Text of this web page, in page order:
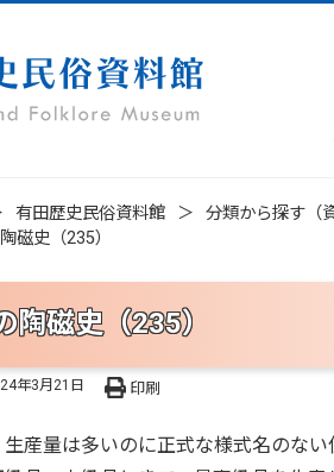
有田歴史民俗資料館 分類から探す（
磁史（235）
陶磁史（235）
年3月21日 印刷
産量は多いのに正式な様式名のない